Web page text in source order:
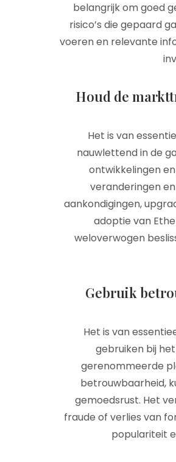
belangrijk om goed
risico’s die gepaard
voeren en relevante
Houd de
Het is van
nauwlettend in de
ontwikkelingen
veranderingen
aankondigingen,
adoptie van
weloverwogen
Gebruik
Het is van
gebruiken bij
gerenommeerde
betrouwbaarheid,
gemoedsrust. Het
fraude of verlies van
populariteit